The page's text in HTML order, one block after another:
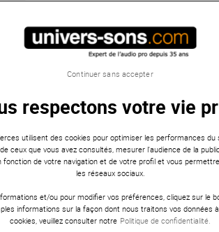
respectons votre vie
utilisent des cookies pour optimiser les performances du
ceux que vous avez consultés, mesurer l'audience de la
fonction de votre navigation et de votre profil et vous
les réseaux sociaux.
et/ou pour modifier vos préférences, cliquez sur le
informations sur la façon dont nous traitons vos données
cookies, veuillez consulter notre Politique de confidentialité.
Continuer sans accepter